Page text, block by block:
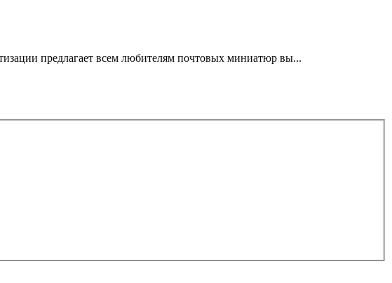
предлагает всем любителям почтовых миниатюр вы...